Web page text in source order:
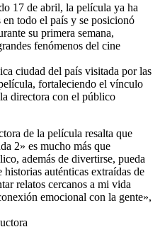
17 de abril, la película ya ha
todo el país y se posicionó
su primera semana,
fenómenos del cine
ciudad del país visitada por las
fortaleciendo el vínculo
directora con el público
de la película resalta que
2» es mucho más que
además de divertirse, pueda
historias auténticas extraídas de
relatos cercanos a mi vida
emocional con la gente»,